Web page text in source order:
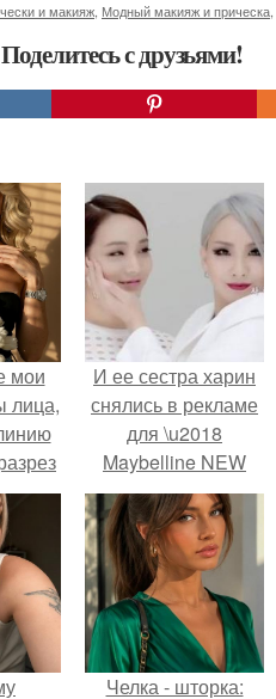
и макияж Модный макияж и прическа
с друзьями!
мои
лица,
И ее сестра харин
снялись в рекламе
для \u2018
Maybelline NEW
York'.
Челка - шторка: